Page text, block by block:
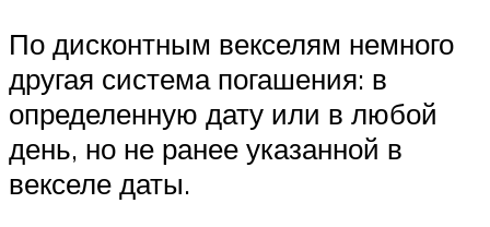
По дисконтным векселям немного
другая система погашения: в
определенную дату или в любой
день, но не ранее указанной в
векселе даты.